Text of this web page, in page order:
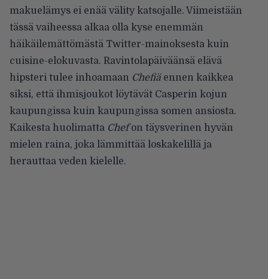
makuelämys ei enää välity katsojalle. Viimeistään
tässä vaiheessa alkaa olla kyse enemmän
häikäilemättömästä Twitter-mainoksesta kuin
cuisine-elokuvasta. Ravintolapäiväänsä elävä
hipsteri tulee inhoamaan Chefiäennen kaikkea
siksi, että ihmisjoukot löytävät Casperin kojun
kaupungissa kuin kaupungissa somen ansiosta.
Kaikesta huolimatta Chefon täysverinen hyvän
mielen raina, joka lämmittää loskakelillä ja
herauttaa veden kielelle.